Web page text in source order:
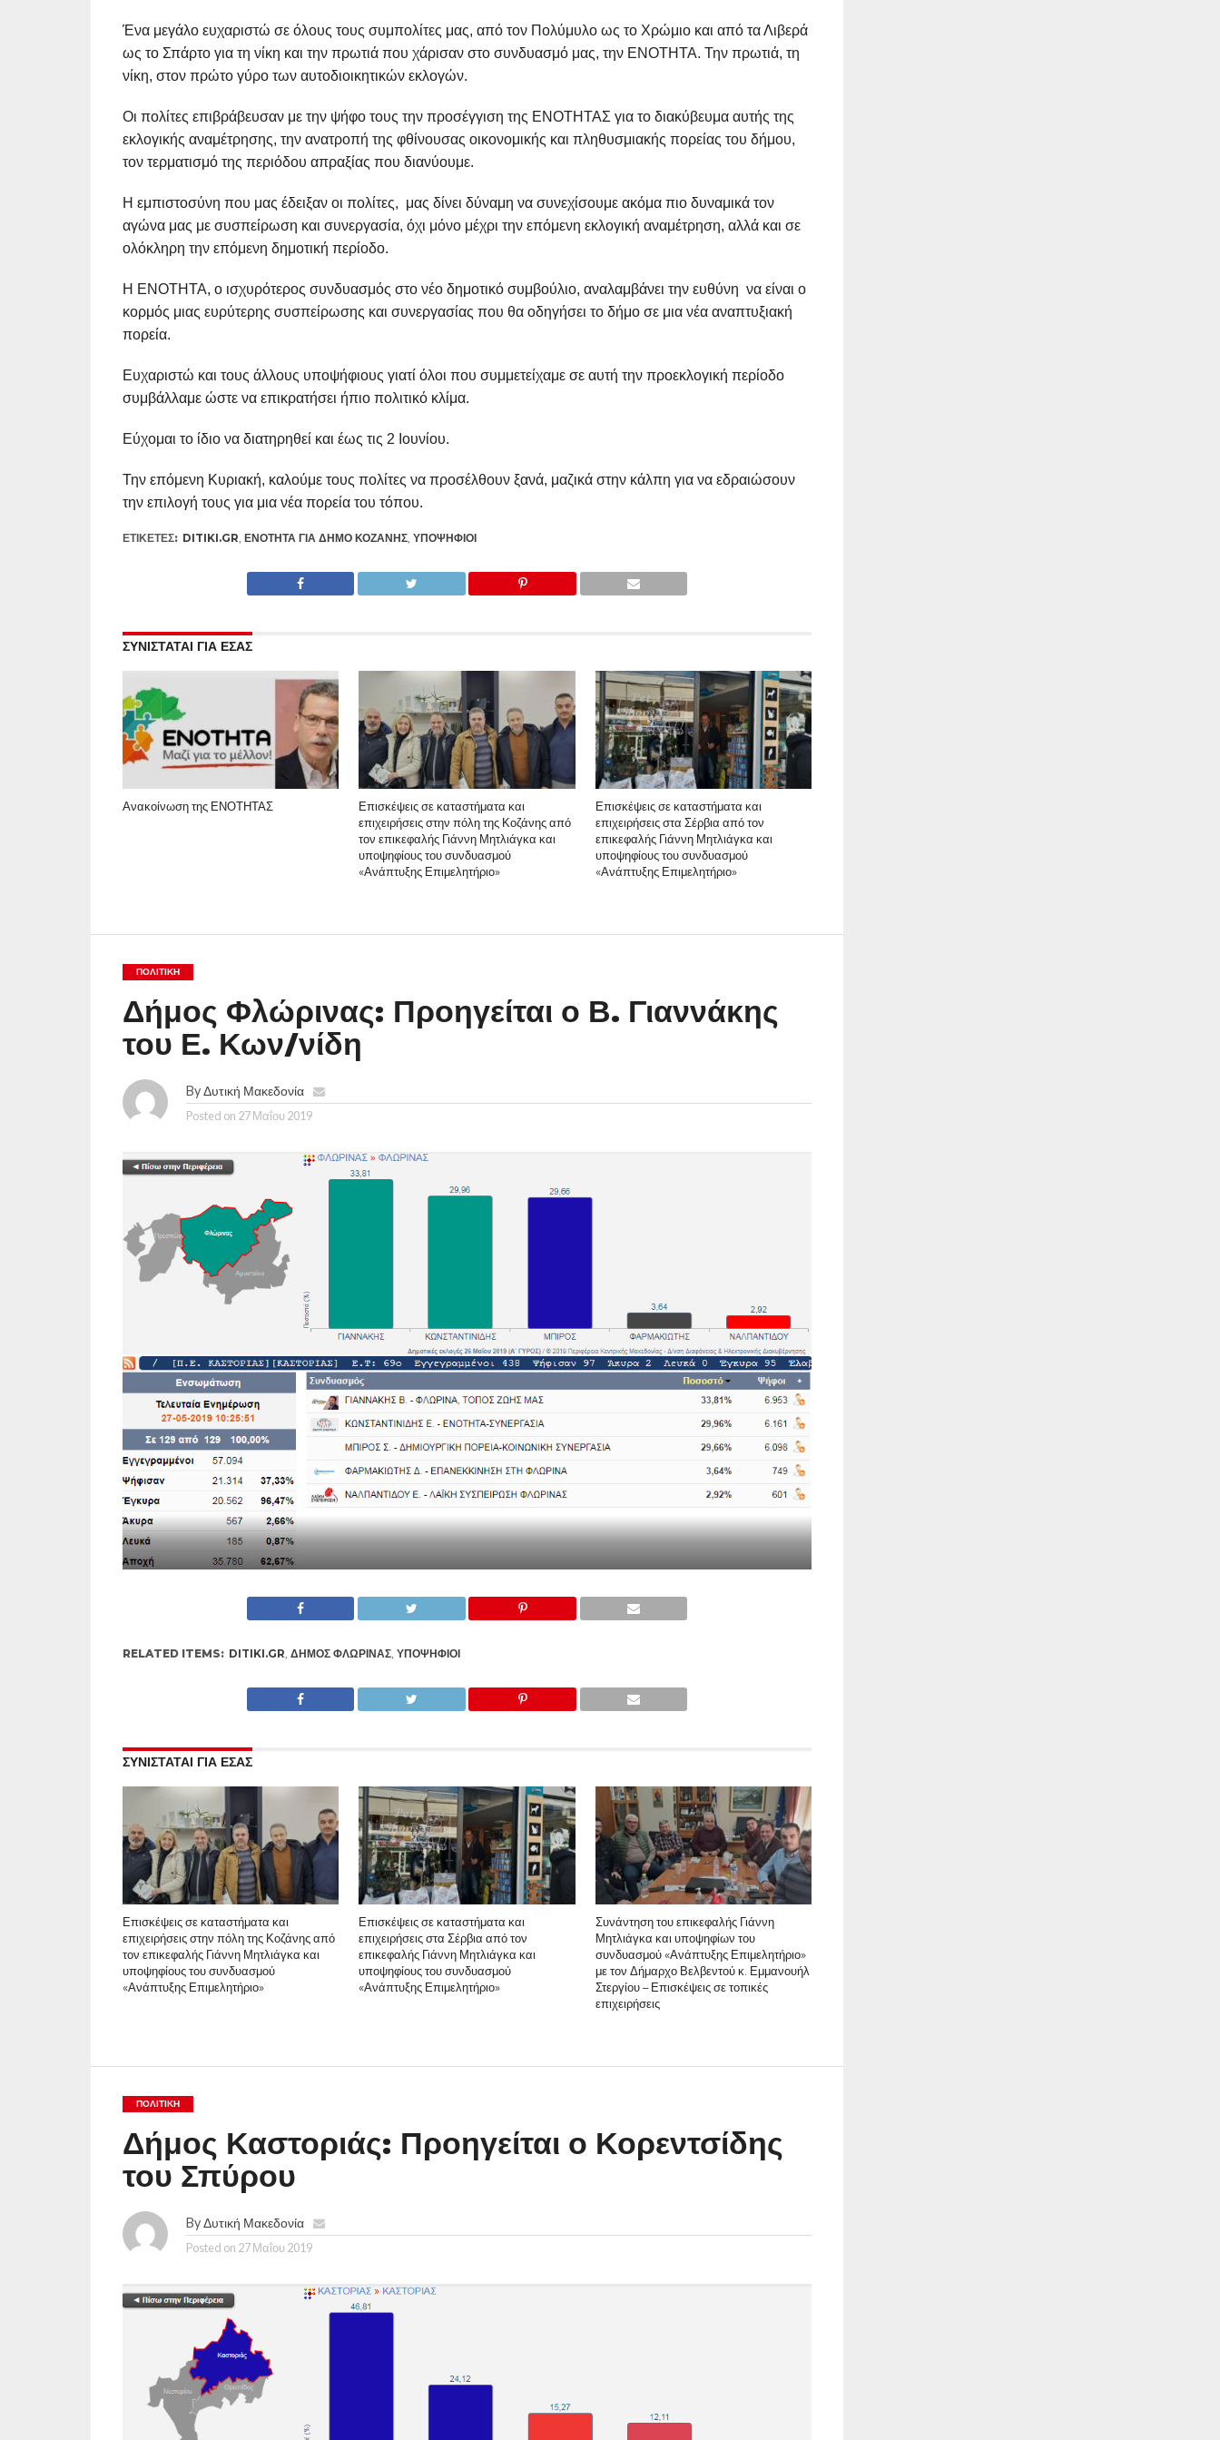
Ένα μεγάλο ευχαριστώ σε όλους τους συμπολίτες μας, από τον Πολύμυλο ως το Χρώμιο και από τα Λιβερά
ως το Σπάρτο για τη νίκη και την πρωτιά που χάρισαν στο συνδυασμό μας, την ΕΝΟΤΗΤΑ. Την πρωτιά, τη
νίκη, στον πρώτο γύρο των αυτοδιοικητικών εκλογών.
Οι πολίτες επιβράβευσαν με την ψήφο τους την προσέγγιση της ΕΝΟΤΗΤΑΣ για το διακύβευμα αυτής της
εκλογικής αναμέτρησης, την ανατροπή της φθίνουσας οικονομικής και πληθυσμιακής πορείας του δήμου,
τον τερματισμό της περιόδου απραξίας που διανύουμε.
Η εμπιστοσύνη που μας έδειξαν οι πολίτες, μας δίνει δύναμη να συνεχίσουμε ακόμα πιο δυναμικά τον
αγώνα μας με συσπείρωση και συνεργασία, όχι μόνο μέχρι την επόμενη εκλογική αναμέτρηση, αλλά και σε
ολόκληρη την επόμενη δημοτική περίοδο.
Η ΕΝΟΤΗΤΑ, ο ισχυρότερος συνδυασμός στο νέο δημοτικό συμβούλιο, αναλαμβάνει την ευθύνη να είναι ο
κορμός μιας ευρύτερης συσπείρωσης και συνεργασίας που θα οδηγήσει το δήμο σε μια νέα αναπτυξιακή
πορεία.
Ευχαριστώ και τους άλλους υποψήφιους γιατί όλοι που συμμετείχαμε σε αυτή την προεκλογική περίοδο
συμβάλλαμε ώστε να επικρατήσει ήπιο πολιτικό κλίμα.
Εύχομαι το ίδιο να διατηρηθεί και έως τις 2 Ιουνίου.
Την επόμενη Κυριακή, καλούμε τους πολίτες να προσέλθουν ξανά, μαζικά στην κάλπη για να εδραιώσουν
την επιλογή τους για μια νέα πορεία του τόπου.
ΕΤΙΚΕΤΕΣ: DITIKI.GR, ΕΝΌΤΗΤΑ ΓΙΑ ΔΉΜΟ ΚΟΖΆΝΗΣ, ΥΠΟΨΉΦΙΟΙ
ΣΥΝΙΣΤΑΤΑΙ ΓΙΑ ΕΣΑΣ
Ανακοίνωση της ΕΝΟΤΗΤΑΣ
Επισκέψεις σε καταστήματα και
επιχειρήσεις στην πόλη της Κοζάνης από
τον επικεφαλής Γιάννη Μητλιάγκα και
υποψηφίους του συνδυασμού
«Ανάπτυξης Επιμελητήριο»
Επισκέψεις σε καταστήματα και
επιχειρήσεις στα Σέρβια από τον
επικεφαλής Γιάννη Μητλιάγκα και
υποψηφίους του συνδυασμού
«Ανάπτυξης Επιμελητήριο»
ΠΟΛΙΤΙΚΉ
Δήμος Φλώρινας: Προηγείται ο Β. Γιαννάκης
του Ε. Κων/νίδη
ByΔυτική Μακεδονία
Posted on 27 Μαΐου 2019
RELATED ITEMS: DITIKI.GR, ΔΉΜΟΣ ΦΛΏΡΙΝΑΣ, ΥΠΟΨΉΦΙΟΙ
ΣΥΝΙΣΤΑΤΑΙ ΓΙΑ ΕΣΑΣ
Επισκέψεις σε καταστήματα και
επιχειρήσεις στην πόλη της Κοζάνης από
τον επικεφαλής Γιάννη Μητλιάγκα και
υποψηφίους του συνδυασμού
«Ανάπτυξης Επιμελητήριο»
Επισκέψεις σε καταστήματα και
επιχειρήσεις στα Σέρβια από τον
επικεφαλής Γιάννη Μητλιάγκα και
υποψηφίους του συνδυασμού
«Ανάπτυξης Επιμελητήριο»
Συνάντηση του επικεφαλής Γιάννη
Μητλιάγκα και υποψηφίων του
συνδυασμού «Ανάπτυξης Επιμελητήριο»
με τον Δήμαρχο Βελβεντού κ. Εμμανουήλ
Στεργίου – Επισκέψεις σε τοπικές
επιχειρήσεις
ΠΟΛΙΤΙΚΉ
Δήμος Καστοριάς: Προηγείται ο Κορεντσίδης
του Σπύρου
ByΔυτική Μακεδονία
Posted on 27 Μαΐου 2019